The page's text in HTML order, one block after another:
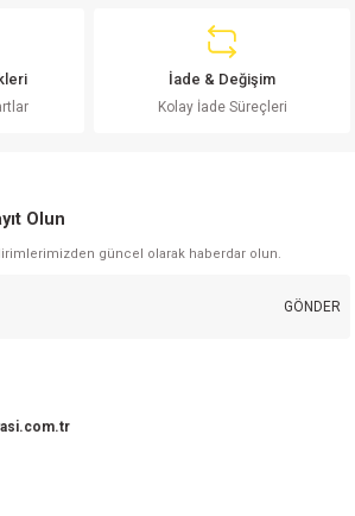
İade & Değişim
Kolay İade Süreçleri
Olun
güncel olarak haberdar olun.
GÖNDER